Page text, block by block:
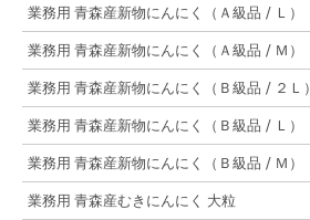
業務用 青森産新物にんにく（Ａ級品 / Ｌ）
業務用 青森産新物にんにく（Ａ級品 / Ｍ）
業務用 青森産新物にんにく（Ｂ級品 / ２Ｌ）
業務用 青森産新物にんにく（Ｂ級品 / Ｌ）
業務用 青森産新物にんにく（Ｂ級品 / Ｍ）
業務用 青森産むきにんにく 大粒